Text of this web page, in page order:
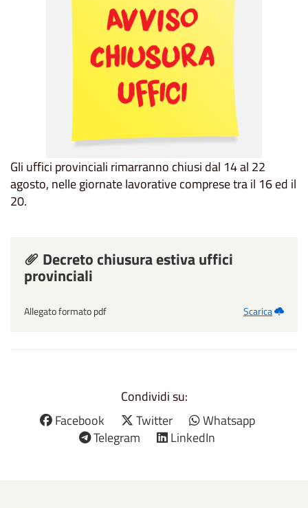
Gli uffici provinciali rimarranno chiusi dal 14 al 22
agosto, nelle giornate lavorative comprese tra il 16 ed il
20.
Decreto chiusura estiva uffici
provinciali
Allegato formato pdf Scarica
Condividi su:
Facebook
Twitter
Whatsapp
Telegram
LinkedIn